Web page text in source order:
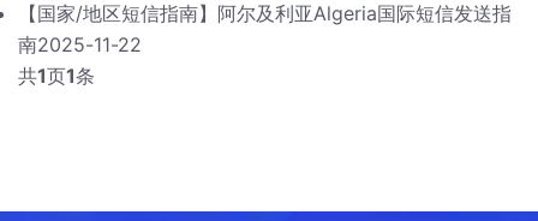
【国家/地区短信指南】阿尔及利亚Algeria国际短信发送指
南2025-11-22
共1页1条